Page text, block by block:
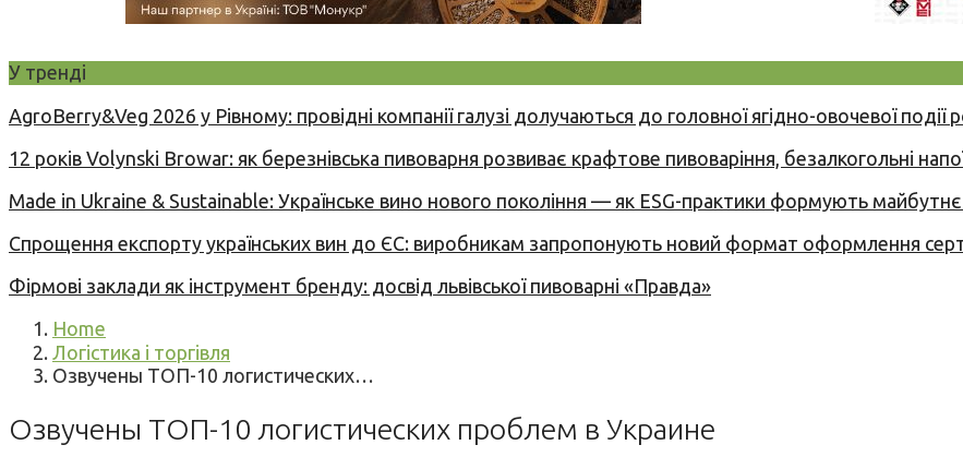
У тренді
AgroBerry&Veg 2026 у Рівному: провідні компанії галузі долучаються до головної ягідно-овочевої події
12 років Volynski Browar: як березнівська пивоварня розвиває крафтове пивоваріння, безалкогольні
Made in Ukraine & Sustainable: Українське вино нового покоління — як ESG-практики формують
Спрощення експорту українських вин до ЄС: виробникам запропонують новий формат оформлення
Фірмові заклади як інструмент бренду: досвід львівської пивоварні «Правда»
Home
Логістика і торгівля
Озвучены ТОП-10 логистических…
Озвучены ТОП-10 логистических проблем в Украине